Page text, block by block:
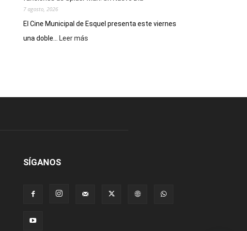
7 agosto, 2026
El Cine Municipal de Esquel presenta este viernes
una doble...
Leer más
presenta
SÍGANOS